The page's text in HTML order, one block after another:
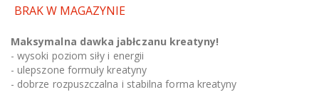
BRAK W MAGAZYNIE
Maksymalna dawka jabłczanu kreatyny!
- wysoki poziom siły i energii
- ulepszone formuły kreatyny
- dobrze rozpuszczalna i stabilna forma kreatyny